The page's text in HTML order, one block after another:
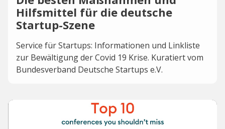
Hilfsmittel für die deutsche
Startup-Szene
Service für Startups: Informationen und Linkliste
zur Bewältigung der Covid 19 Krise. Kuratiert vom
Bundesverband Deutsche Startups e.V.